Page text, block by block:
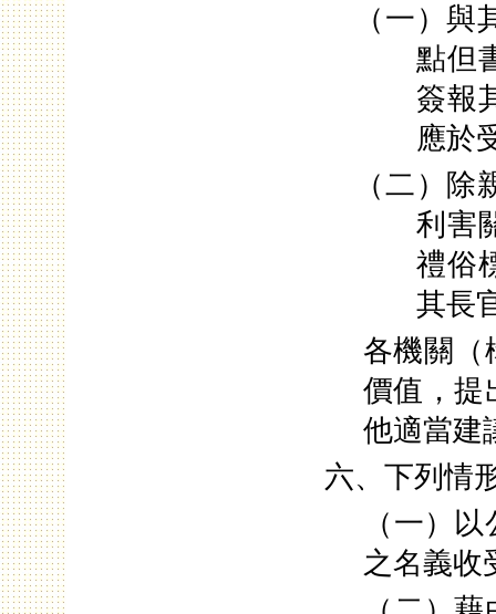
（一）
點但
簽報
應於
（二）
利害
禮俗
其長
各機關（
價值，提
他適當建
六、下列情
（一）
之名義收